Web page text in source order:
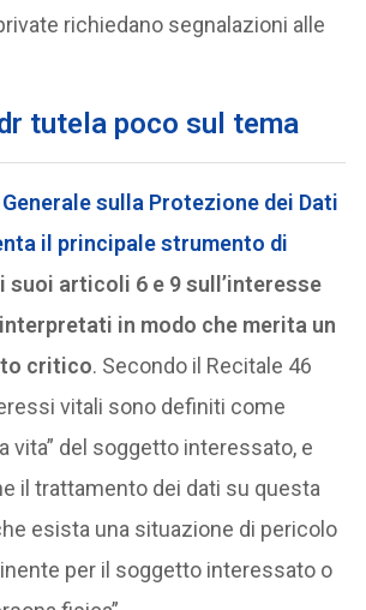
richiedano segnalazioni alle
tutela poco sul tema
sulla Protezione dei Dati
il principale strumento di
suoi articoli 6 e 9 sull’interesse
in modo che merita un
critico. Secondo il Recitale 46
vitali sono definiti come
vita” del soggetto interessato, e
il trattamento dei dati su questa
esista una situazione di pericolo
per il soggetto interessato o